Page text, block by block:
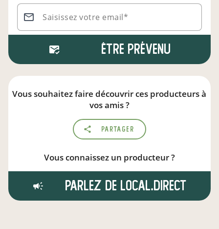
Saisissez votre email*
Être prévenu
Vous souhaitez faire découvrir ces producteurs à
vos amis ?
Partager
Vous connaissez un producteur ?
Parlez de local.direct